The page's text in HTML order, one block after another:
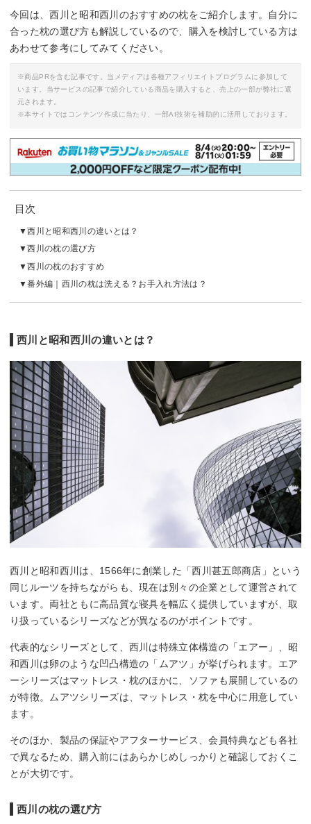
今回は、西川と昭和西川のおすすめの枕をご紹介します。自分に
合った枕の選び方も解説しているので、購入を検討している方は
あわせて参考にしてみてください。
※商品PRを含む記事です。当メディアは各種アフィリエイトプログラムに参加して
います。当サービスの記事で紹介している商品を購入すると、売上の一部が弊社に還
元されます。
※本サイトではコンテンツ作成に当たり、一部AI技術を補助的に活用しております。
目次
西川と昭和西川の違いとは？
西川の枕の選び方
西川の枕のおすすめ
番外編｜西川の枕は洗える？お手入れ方法は？
西川と昭和西川の違いとは？
西川と昭和西川は、1566年に創業した「西川甚五郎商店」という
同じルーツを持ちながらも、現在は別々の企業として運営されて
います。両社ともに高品質な寝具を幅広く提供していますが、取
り扱っているシリーズなどが異なるのがポイントです。
代表的なシリーズとして、西川は特殊立体構造の「エアー」、昭
和西川は卵のような凹凸構造の「ムアツ」が挙げられます。エア
ーシリーズはマットレス・枕のほかに、ソファも展開しているの
が特徴。ムアツシリーズは、マットレス・枕を中心に用意してい
ます。
そのほか、製品の保証やアフターサービス、会員特典なども各社
で異なるため、購入前にはあらかじめしっかりと確認しておくこ
とが大切です。
西川の枕の選び方